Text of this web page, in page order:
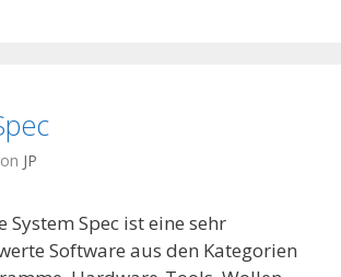
JP
System Spec ist eine sehr
Software aus den Kategorien